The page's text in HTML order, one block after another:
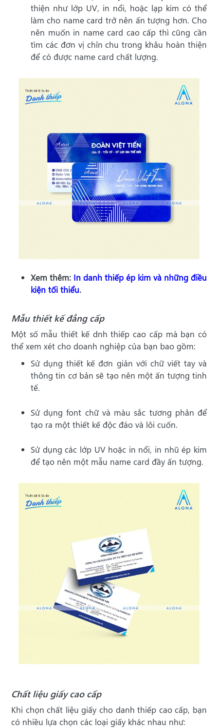
thiện như lớp UV, in nổi, hoặc lạp kim có thể
làm cho name card trở nên ấn tượng hơn. Cho
nên muốn in name card cao cấp thì cũng cần
tìm các đơn vị chỉn chu trong khâu hoàn thiện
để có được name card chất lượng.
Xem thêm: In danh thiếp ép kim và những điều
kiện tối thiểu.
Mẫu thiết kế đẳng cấp
Một số mẫu thiết kế dnh thiếp cao cấp mà bạn có
thể xem xét cho doanh nghiệp của bạn bao gồm:
Sử dụng thiết kế đơn giản với chữ viết tay và
thông tin cơ bản sẽ tạo nên một ấn tượng tinh
tế.
Sử dụng font chữ và màu sắc tương phản để
tạo ra một thiết kế độc đáo và lôi cuốn.
Sử dụng các lớp UV hoặc in nổi, in nhũ ép kim
để tạo nên một mẫu name card đầy ấn tượng.
Chất liệu giấy cao cấp
Khi chọn chất liệu giấy cho danh thiếp cao cấp, bạn
có nhiều lựa chọn các loại giấy khác nhau như: